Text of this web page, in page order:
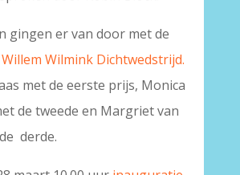
gingen er van door met de
Willem Wilmink Dichtwedstrijd.
met de eerste prijs, Monica
de tweede en Margriet van
derde.